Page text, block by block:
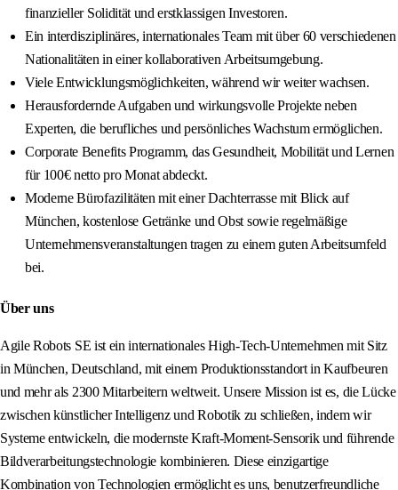
finanzieller Solidität und erstklassigen Investoren.
Ein interdisziplinäres, internationales Team mit über 60 verschiedenen
Nationalitäten in einer kollaborativen Arbeitsumgebung.
Viele Entwicklungsmöglichkeiten, während wir weiter wachsen.
Herausfordernde Aufgaben und wirkungsvolle Projekte neben
Experten, die berufliches und persönliches Wachstum ermöglichen.
Corporate Benefits Programm, das Gesundheit, Mobilität und Lernen
für 100€ netto pro Monat abdeckt.
Moderne Bürofazilitäten mit einer Dachterrasse mit Blick auf
München, kostenlose Getränke und Obst sowie regelmäßige
Unternehmensveranstaltungen tragen zu einem guten Arbeitsumfeld
bei.
Über uns
Agile Robots SE ist ein internationales High-Tech-Unternehmen mit Sitz
in München, Deutschland, mit einem Produktionsstandort in Kaufbeuren
und mehr als 2300 Mitarbeitern weltweit. Unsere Mission ist es, die Lücke
zwischen künstlicher Intelligenz und Robotik zu schließen, indem wir
Systeme entwickeln, die modernste Kraft-Moment-Sensorik und führende
Bildverarbeitungstechnologie kombinieren. Diese einzigartige
Kombination von Technologien ermöglicht es uns, benutzerfreundliche